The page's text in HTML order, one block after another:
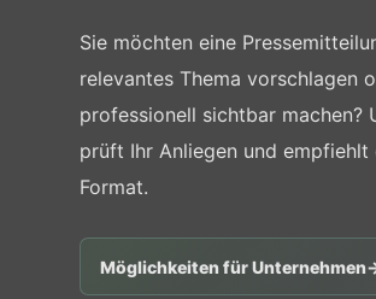
Sie möchten eine
relevantes Thema vorschlagen
professionell sichtbar machen?
prüft Ihr Anliegen und empfiehlt
Format.
Möglichkeiten für Unternehmen